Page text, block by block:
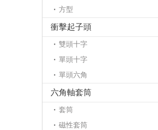
方型
衝擊起子頭
雙頭十字
單頭十字
單頭六角
六角軸套筒
套筒
磁性套筒